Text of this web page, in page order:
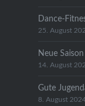
Dance-
25. August
Neue
14. August
Gute
8. August